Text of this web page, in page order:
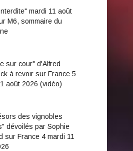
mardi 11 août
M6, sommaire du
sur cour" d'Alfred
à revoir sur France 5
août 2026 (vidéo)
des vignobles
dévoilés par Sophie
sur France 4 mardi 11